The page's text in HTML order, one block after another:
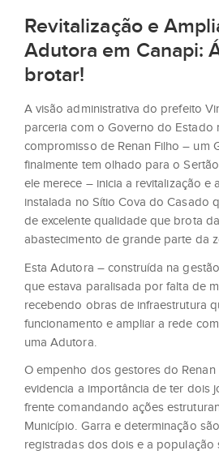
Revitalização e
Adutora em Canapi:
brotar!
A visão administrativa do prefeito
parceria com o Governo do Estado
compromisso de Renan Filho – um
finalmente tem olhado para o
ele merece – inicia a revitalização e
instalada no Sítio Cova do Casado
de excelente qualidade que brota
abastecimento de grande parte da
Esta Adutora – construída na
que estava paralisada por falta de
recebendo obras de infraestrutura
funcionamento e ampliar a rede
uma Adutora.
O empenho dos gestores do Renan
evidencia a importância de ter dois
frente comandando ações
Município. Garra e determinação
registradas dos dois e a população